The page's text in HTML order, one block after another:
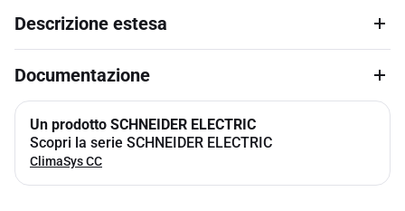
Descrizione estesa
Documentazione
Un prodotto SCHNEIDER ELECTRIC
Scopri la serie SCHNEIDER ELECTRIC
ClimaSys CC